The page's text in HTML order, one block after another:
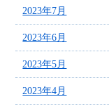
2023年7月
2023年6月
2023年5月
2023年4月